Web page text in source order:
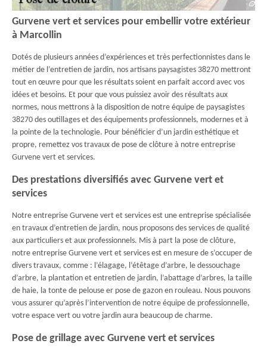
Gurvene vert et services pour embellir votre extérieur
à Marcollin
Dotés de plusieurs années d’expériences et très perfectionnistes dans le
métier de l’entretien de jardin, nos artisans paysagistes 38270 mettront
tout en œuvre pour que les résultats soient en parfait accord avec vos
idées et besoins. Et pour que vous puissiez avoir des résultats aux
normes, nous mettrons à la disposition de notre équipe de paysagistes
38270 des outillages et des équipements professionnels, modernes et à
la pointe de la technologie. Pour bénéficier d’un jardin esthétique et
propre, remettez vos travaux de pose de clôture à notre entreprise
Gurvene vert et services.
Des prestations diversifiés avec Gurvene vert et
services
Notre entreprise Gurvene vert et services est une entreprise spécialisée
en travaux d’entretien de jardin, nous proposons des services de qualité
aux particuliers et aux professionnels. Mis à part la pose de clôture,
notre entreprise Gurvene vert et services est en mesure de s’occuper de
divers travaux, comme : l’élagage, l’étêtage d’arbre, le dessouchage
d’arbre, la plantation et entretien de jardin, l’abattage d’arbres, la taille
de haie, la tonte de pelouse er pose de gazon en rouleau. Nous pouvons
vous assurer qu’après l’intervention de notre équipe de professionnelle,
votre espace vert ou votre jardin aura beaucoup de charme.
Pose de grillage avec Gurvene vert et services